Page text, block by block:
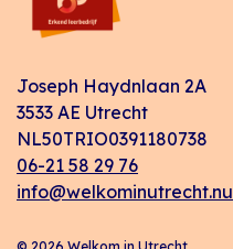
Joseph Haydnlaan 2A
3533 AE Utrecht
NL50TRIO0391180738
06-21 58 29 76
info@welkominutrecht.nu